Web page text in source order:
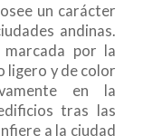
un carácter
andinas.
por la
ligero y de color
en la
tras las
a la ciudad